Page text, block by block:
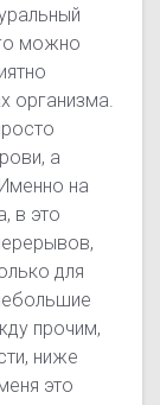
можно
организма.
а
на
в это
для
прочим,
ниже
это